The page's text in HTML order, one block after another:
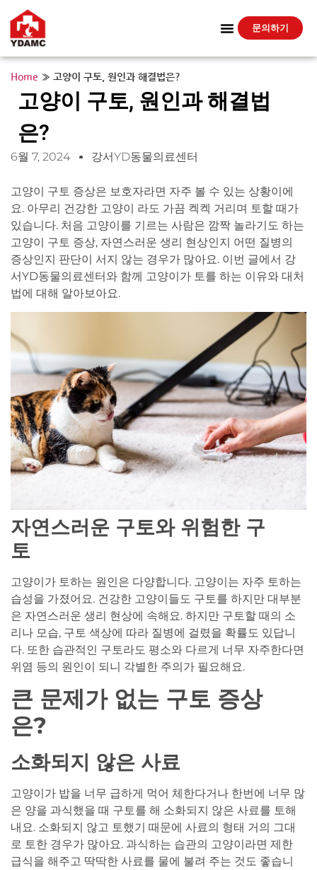
문의하기
Home » 고양이 구토, 원인과 해결법은?
고양이 구토, 원인과 해결법
은?
6월 7, 2024 강서YD동물의료센터
고양이 구토 증상은 보호자라면 자주 볼 수 있는 상황이에
요. 아무리 건강한 고양이 라도 가끔 켁켁 거리며 토할 때가
있습니다. 처음 고양이를 기르는 사람은 깜짝 놀라기도 하는
고양이 구토 증상, 자연스러운 생리 현상인지 어떤 질병의
증상인지 판단이 서지 않는 경우가 많아요. 이번 글에서 강
서YD동물의료센터와 함께 고양이가 토를 하는 이유와 대처
법에 대해 알아보아요.
자연스러운 구토와 위험한 구
토
고양이가 토하는 원인은 다양합니다. 고양이는 자주 토하는
습성을 가졌어요. 건강한 고양이들도 구토를 하지만 대부분
은 자연스러운 생리 현상에 속해요. 하지만 구토할 때의 소
리나 모습, 구토 색상에 따라 질병에 걸렸을 확률도 있답니
다. 또한 습관적인 구토라도 평소와 다르게 너무 자주한다면
위염 등의 원인이 되니 각별한 주의가 필요해요.
큰 문제가 없는 구토 증상
은?
소화되지 않은 사료
고양이가 밥을 너무 급하게 먹어 체한다거나 한번에 너무 많
은 양을 과식했을 때 구토를 해 소화되지 않은 사료를 토해
내요. 소화되지 않고 토했기 때문에 사료의 형태 거의 그대
로 토한 경우가 많아요. 과식하는 습관의 고양이라면 제한
급식을 해주고 딱딱한 사료를 물에 불려 주는 것도 좋습니